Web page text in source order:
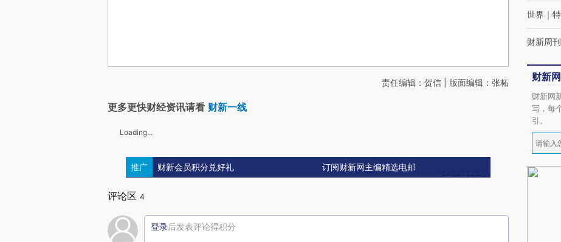
责任编辑：贺信 | 版面编辑：张柘
更多更快财经资讯请看 财新一线
Loading...
推广 财新会员积分兑好礼 订阅财新网主编精选电邮
评论区 4
登录后发表评论得积分
世界 ｜
财新周刊
财新
财新网
写，每
引。